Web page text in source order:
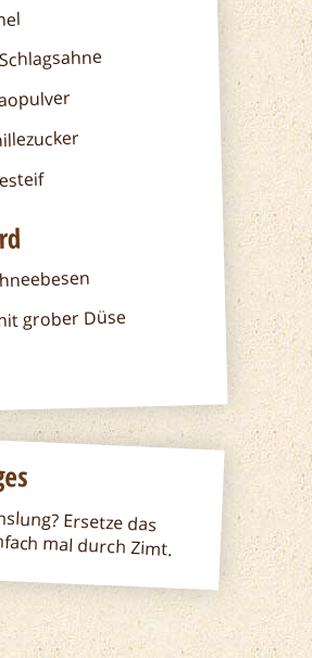
grober Düse
Ersetze das
mal durch Zimt.